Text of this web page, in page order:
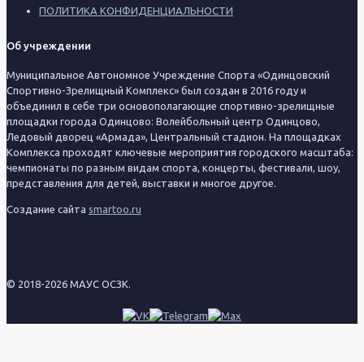
ПОЛИТИКА КОНФИДЕНЦИАЛЬНОСТИ
Об учреждении
Муниципальное Автономное Учреждение Спорта «Одинцовский
Спортивно-Зрелищный Комплекс» был создан в 2016 году и
объединил в себе три основополагающие спортивно-зрелищные
площадки города Одинцово: Волейбольный центр Одинцово,
Ледовый дворец «Армада», Центральный стадион. На площадках
Комплекса проходят ключевые мероприятия городского масштаба:
чемпионаты по разным видам спорта, концерты, фестивали, шоу,
представления для детей, выставки и многое другое.
Создание сайта smartoo.ru
© 2018-2026 МАУС ОСЗК.